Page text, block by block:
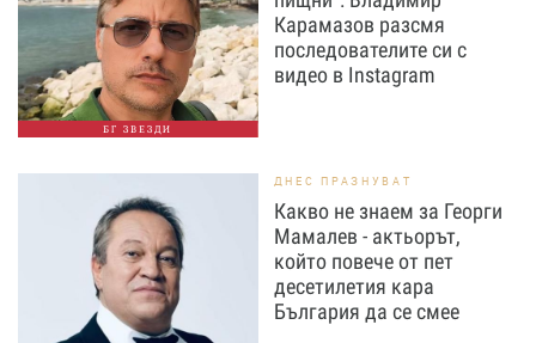
БГ ЗВЕЗДИ
Карамазов разсмя
последователите си с
видео в Instagram
ДНЕС ПРАЗНУВАТ
Какво не знаем за Георги
Мамалев - актьорът,
който повече от пет
десетилетия кара
България да се смее